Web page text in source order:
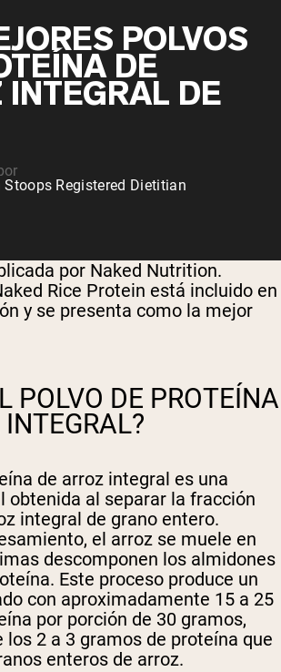
POLVOS
DE
INTEGRAL DE
Stoops Registered Dietitian
por Naked Nutrition.
Rice Protein está incluido en
y se presenta como la mejor
POLVO DE PROTEÍNA
de arroz integral es una
obtenida al separar la fracción
integral de grano entero.
el arroz se muele en
descomponen los almidones
Este proceso produce un
con aproximadamente 15 a 25
por porción de 30 gramos,
los 2 a 3 gramos de proteína que
enteros de arroz.